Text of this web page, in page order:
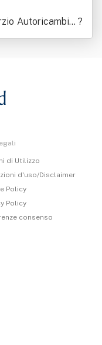
Autoricambist ?
di Utilizzo
d'uso/Disclaimer
Policy
Policy
consenso